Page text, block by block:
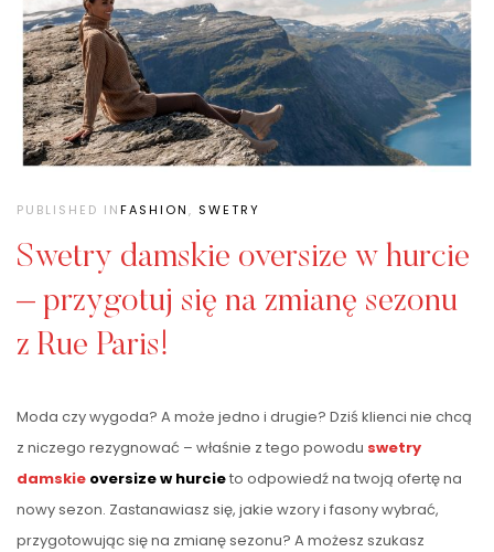
PUBLISHED INFASHION, SWETRY
Swetry damskie oversize w hurcie
– przygotuj się na zmianę sezonu
z Rue Paris!
Moda czy wygoda? A może jedno i drugie? Dziś klienci nie chcą
z niczego rezygnować – właśnie z tego powodu swetry
damskie oversize w hurcieto odpowiedź na twoją ofertę na
nowy sezon. Zastanawiasz się, jakie wzory i fasony wybrać,
przygotowując się na zmianę sezonu? A możesz szukasz